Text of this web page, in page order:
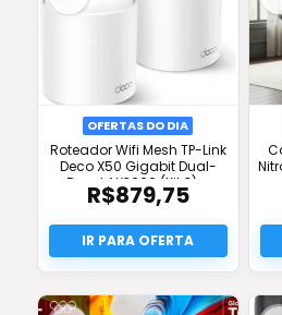
OFERTAS DO DIA
Roteador Wifi Mesh TP-Link
Deco X50 Gigabit Dual-
Band AX3000 (Kit 3) –
Desconto e Frete Grátis!
R$879,75